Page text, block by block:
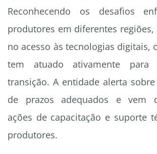
Reconhecendo os desafios
produtores em diferentes regiões,
no acesso às tecnologias digitais,
tem atuado ativamente para
transição. A entidade alerta
de prazos adequados e vem
ações de capacitação e suporte
produtores.